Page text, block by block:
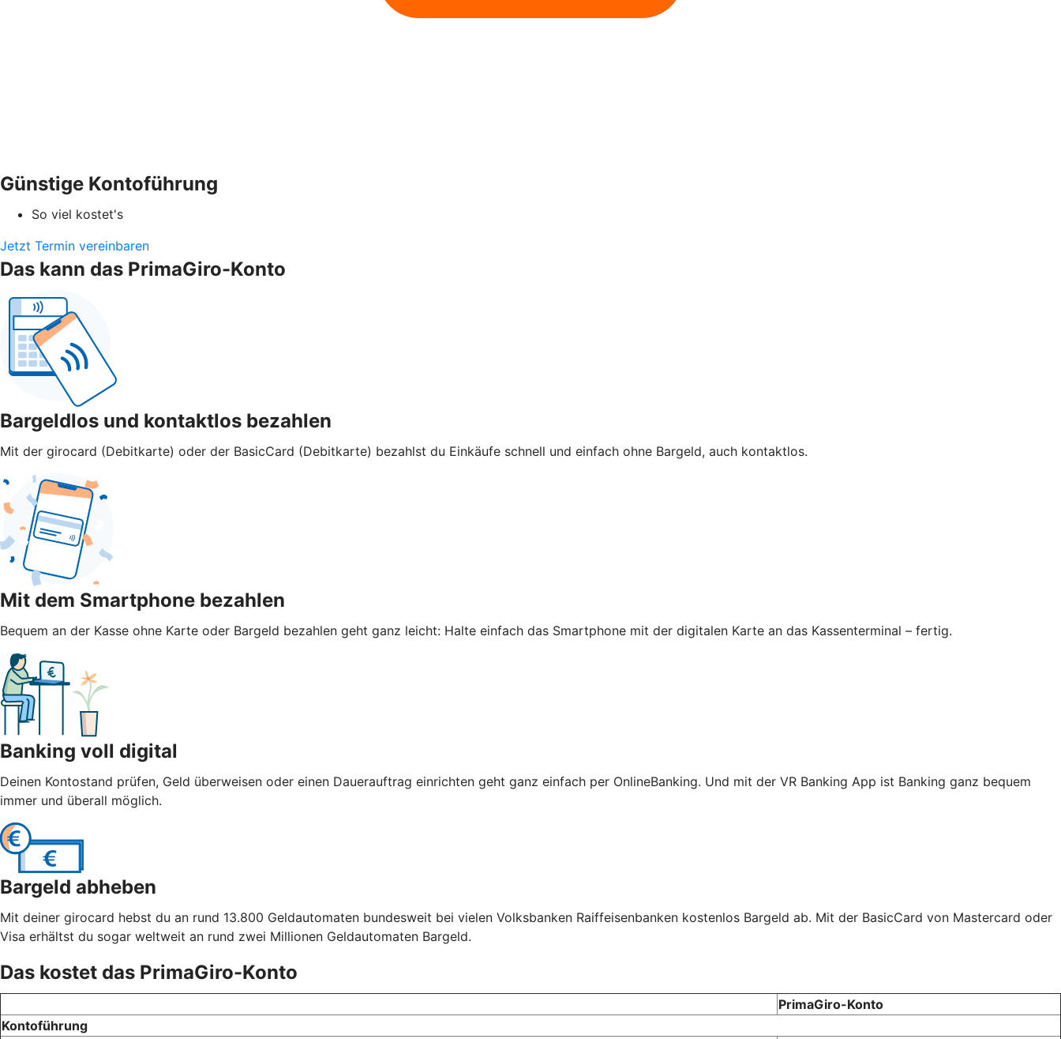
Günstige Kontoführung
So viel kostet's
Jetzt Termin vereinbaren
Das kann das PrimaGiro-Konto
Bargeldlos und kontaktlos bezahlen
Mit der girocard (Debitkarte) oder der BasicCard (Debitkarte) bezahlst du Einkäufe schnell und einfach ohne Bargeld, auch kontaktlos.
Mit dem Smartphone bezahlen
Bequem an der Kasse ohne Karte oder Bargeld bezahlen geht ganz leicht: Halte einfach das Smartphone mit der digitalen Karte an das Kassenterminal – fertig.
Banking voll digital
Deinen Kontostand prüfen, Geld überweisen oder einen Dauerauftrag einrichten geht ganz einfach per OnlineBanking. Und mit der VR Banking App ist Banking ganz bequem
immer und überall möglich.
Bargeld abheben
Mit deiner girocard hebst du an rund 13.800 Geldautomaten bundesweit bei vielen Volksbanken Raiffeisenbanken kostenlos Bargeld ab. Mit der BasicCard von Mastercard oder
Visa erhältst du sogar weltweit an rund zwei Millionen Geldautomaten Bargeld.
Das kostet das PrimaGiro-Konto
PrimaGiro-Konto
Kontoführung